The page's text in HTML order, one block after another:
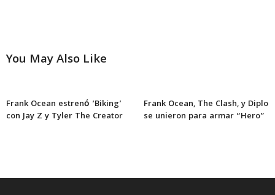
You May Also Like
Frank Ocean estrenó ‘Biking’
con Jay Z y Tyler The Creator
Frank Ocean, The Clash, y Diplo
se unieron para armar “Hero”